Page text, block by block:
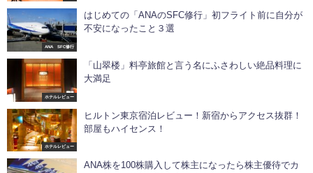
ANA SFC修行
はじめての「ANAのSFC修行」初フライト前に自分が
不安になったこと３選
ホテルレビュー
「山翠楼」料亭旅館と言う名にふさわしい絶品料理に
大満足
ホテルレビュー
ヒルトン東京宿泊レビュー！新宿からアクセス抜群！
部屋もハイセンス！
ANA株を100株購入して株主になったら株主優待でカ